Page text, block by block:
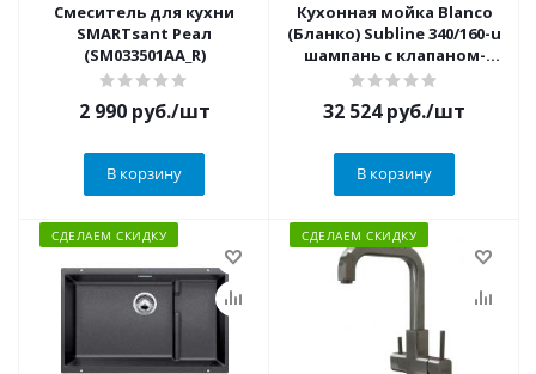
Смеситель для кухни
SMARTsant Реал
(SM033501AA_R)
2 990руб./шт
В корзину
Кухонная мойка Blanco
(Бланко) Subline 340/160-u
шампань с клапаном-
автоматом
32 524руб./шт
В корзину
СДЕЛАЕМ СКИДКУ СДЕЛАЕМ СКИДКУ